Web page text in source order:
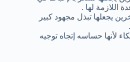
اللازمة لها .
يجعلها تبذل مجهود كبير
لأنها حساسه إتجاه توجيه